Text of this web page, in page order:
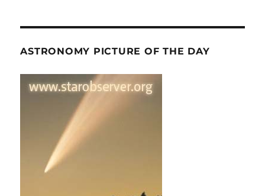
ASTRONOMY PICTURE OF THE DAY